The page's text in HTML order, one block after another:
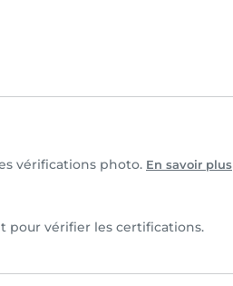
vérifications photo. En savoir plus
pour vérifier les certifications.